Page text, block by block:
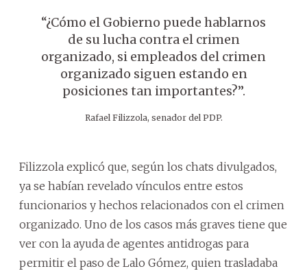
“¿Cómo el Gobierno puede hablarnos
de su lucha contra el crimen
organizado, si empleados del crimen
organizado siguen estando en
posiciones tan importantes?”.
Rafael Filizzola, senador del PDP.
Filizzola explicó que, según los chats divulgados,
ya se habían revelado vínculos entre estos
funcionarios y hechos relacionados con el crimen
organizado. Uno de los casos más graves tiene que
ver con la ayuda de agentes antidrogas para
permitir el paso de Lalo Gómez, quien trasladaba